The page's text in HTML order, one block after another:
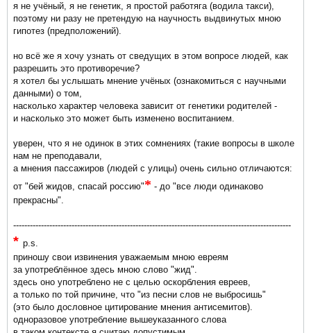
я не учёный, я не генетик, я простой работяга (водила такси),
поэтому ни разу не претендую на научность выдвинутых мною
гипотез (предположений).
но всё же я хочу узнать от сведущих в этом вопросе людей, как
разрешить это противоречие?
я хотел бы услышать мнение учёных (ознакомиться с научными
данными) о том,
насколько характер человека зависит от генетики родителей -
и насколько это может быть изменено воспитанием.
уверен, что я не одинок в этих сомнениях (такие вопросы в школе
нам не преподавали,
а мнения пассажиров (людей с улицы) очень сильно отличаются:
от "бей жидов, спасай россию"* - до "все люди одинаково
прекрасны".
----------------------------------------------------------------------------------------------------
* p.s.
приношу свои извинения уважаемым мною евреям
за употреблённое здесь мною слово "жид".
здесь оно употреблено не с целью оскорбления евреев,
а только по той причине, что "из песни слов не выбросишь"
(это было дословное цитирование мнения антисемитов).
одноразовое употребление вышеуказанного слова